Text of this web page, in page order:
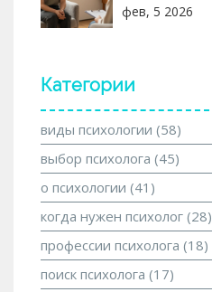
фев, 5 2026
Категории
виды психологии (58)
выбор психолога (45)
о психологии (41)
когда нужен психолог (28)
профессии психолога (18)
поиск психолога (17)